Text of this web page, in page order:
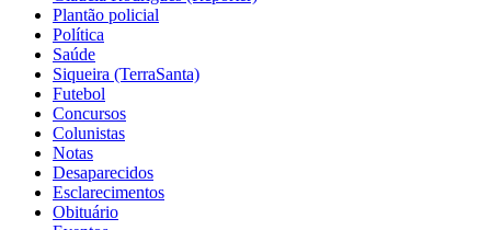
Plantão policial
Política
Saúde
Siqueira (TerraSanta)
Futebol
Concursos
Colunistas
Notas
Desaparecidos
Esclarecimentos
Obituário